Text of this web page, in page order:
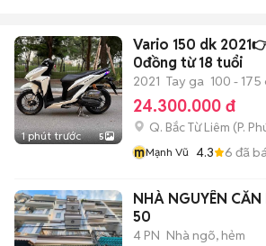
1 phút trước 5
Vario 150 dk
0đồng từ 18 tuổi
2021 Tay ga 100 - 175
24.300.000 đ
Q. Bắc Từ Liêm (P.
mMạnh Vũ 4.3 6 đã
NHÀ NGUYÊN
50
4 PN Nhà ngõ, hẻm